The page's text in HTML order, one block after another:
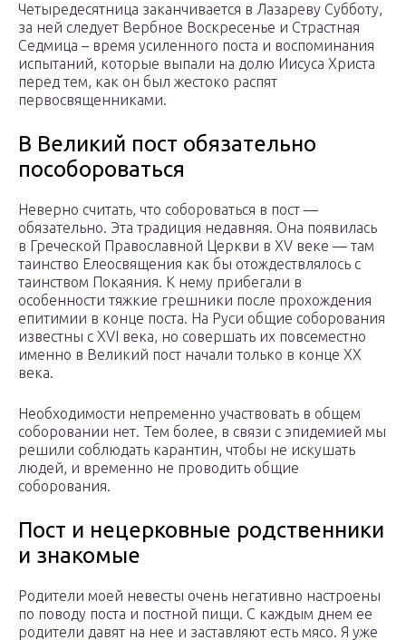
Четыредесятница заканчивается в Лазареву Субботу,
за ней следует Вербное Воскресенье и Страстная
Седмица – время усиленного поста и воспоминания
испытаний, которые выпали на долю Иисуса Христа
перед тем, как он был жестоко распят
первосвященниками.
В Великий пост обязательно
пособороваться
Неверно считать, что собороваться в пост —
обязательно. Эта традиция недавняя. Она появилась
в Греческой Православной Церкви в XV веке — там
таинство Елеосвящения как бы отождествлялось с
таинством Покаяния. К нему прибегали в
особенности тяжкие грешники после прохождения
епитимии в конце поста. На Руси общие соборования
известны с XVI века, но совершать их повсеместно
именно в Великий пост начали только в конце XX
века.
Необходимости непременно участвовать в общем
соборовании нет. Тем более, в связи с эпидемией мы
решили соблюдать карантин, чтобы не искушать
людей, и временно не проводить общие
соборования.
Пост и нецерковные родственники
и знакомые
Родители моей невесты очень негативно настроены
по поводу поста и постной пищи. С каждым днем ее
родители давят на нее и заставляют есть мясо. Я уже